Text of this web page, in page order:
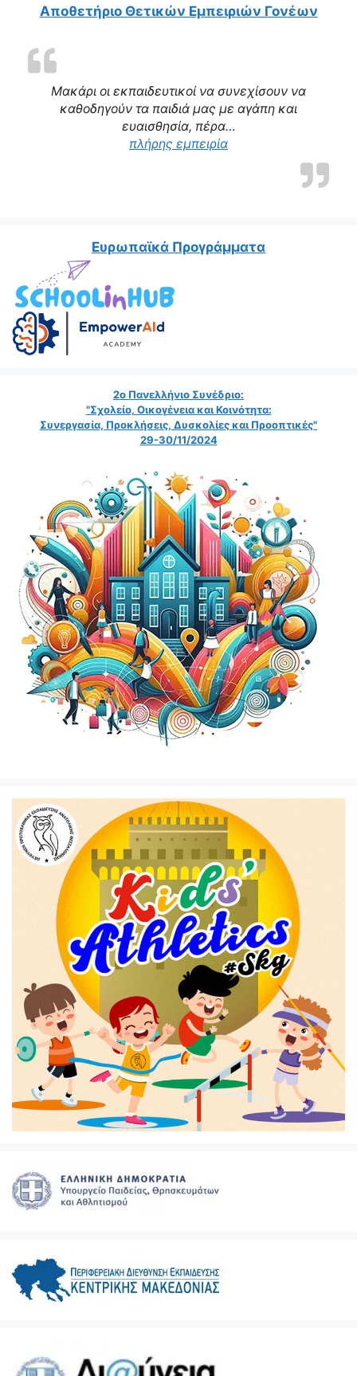
Μακάρι οι εκπαιδευτικοί να συνεχίσουν να
καθοδηγούν τα παιδιά μας με αγάπη και
ευαισθησία, πέρα…
πλήρης εμπειρία“Η δασκάλα μας
Αποθετήριο Θετικών Εμπειριών Γονέων
Ευρωπαϊκά Προγράμματα
2ο Πανελλήνιο Συνέδριο:
"Σχολείο, Οικογένεια και Κοινότητα:
Συνεργασία, Προκλήσεις, Δυσκολίες και Προοπτικές"
29-30/11/2024